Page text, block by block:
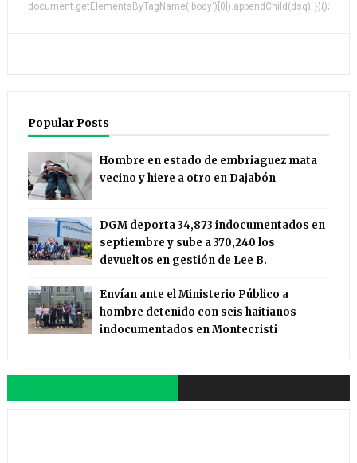
document.getElementsByTagName('body')[0]).appendChild(dsq); })();
Popular Posts
Hombre en estado de embriaguez mata
vecino y hiere a otro en Dajabón
DGM deporta 34,873 indocumentados en
septiembre y sube a 370,240 los
devueltos en gestión de Lee B.
Envían ante el Ministerio Público a
hombre detenido con seis haitianos
indocumentados en Montecristi